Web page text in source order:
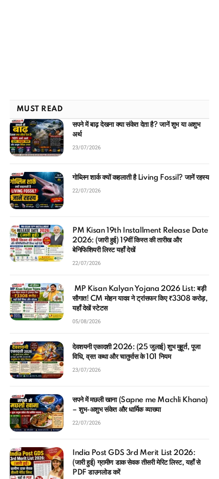
MUST READ
सपने में बाढ़ देखना क्या संकेत देता है? जानें शुभ या अशुभ
अर्थ
23/07/2026
गोब्लिन शार्क क्यों कहलाती है Living Fossil? जानें रहस्य
22/07/2026
PM Kisan 19th Installment Release Date
2026: (जारी हुई) 19वीं किस्त की तारीख और
बेनिफिशियरी लिस्ट यहाँ देखें
22/07/2026
MP Kisan Kalyan Yojana 2026 List: बड़ी
सौगात! CM मोहन यादव ने ट्रांसफर किए ₹3308 करोड़,
यहाँ देखें स्टेटस
05/08/2026
देवशयनी एकादशी 2026: (25 जुलाई) शुभ मुहूर्त, पूजा
विधि, व्रत कथा और चातुर्मास के 101 नियम
23/07/2026
सपने में मछली खाना (Sapne me Machli Khana)
– शुभ-अशुभ संकेत और धार्मिक व्याख्या
22/07/2026
India Post GDS 3rd Merit List 2026:
(जारी हुई) ग्रामीण डाक सेवक तीसरी मेरिट लिस्ट, यहाँ से
PDF डाउनलोड करें